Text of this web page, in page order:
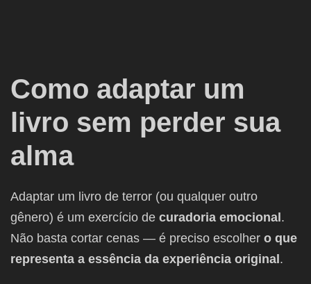
Como adaptar um
livro sem perder sua
alma
Adaptar um livro de terror (ou qualquer outro
gênero) é um exercício de curadoria emocional .
Não basta cortar cenas — é preciso escolher o que
representa a essência da experiência original .